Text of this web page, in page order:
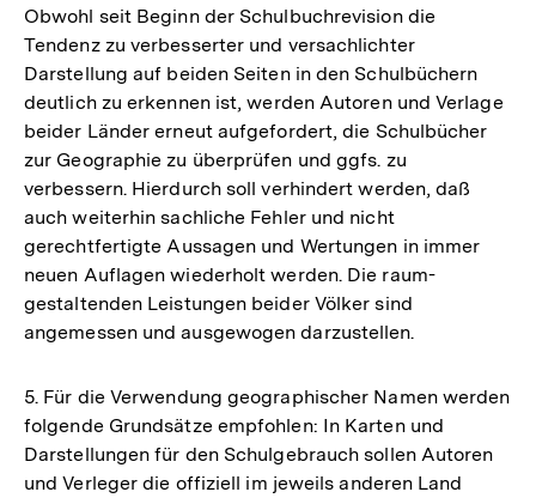
Obwohl seit Beginn der Schulbuchrevision die
Tendenz zu verbesserter und versachlichter
Darstellung auf beiden Seiten in den Schulbüchern
deutlich zu erkennen ist, werden Autoren und Verlage
beider Länder erneut aufgefordert, die Schulbücher
zur Geographie zu überprüfen und ggfs. zu
verbessern. Hierdurch soll verhindert werden, daß
auch weiterhin sachliche Fehler und nicht
gerechtfertigte Aussagen und Wertungen in immer
neuen Auflagen wiederholt werden. Die raum-
gestaltenden Leistungen beider Völker sind
angemessen und ausgewogen darzustellen.
5. Für die Verwendung geographischer Namen werden
folgende Grundsätze empfohlen: In Karten und
Darstellungen für den Schulgebrauch sollen Autoren
und Verleger die offiziell im jeweils anderen Land